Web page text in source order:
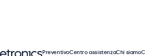
PreventivoCentro assistenzaChi siamo